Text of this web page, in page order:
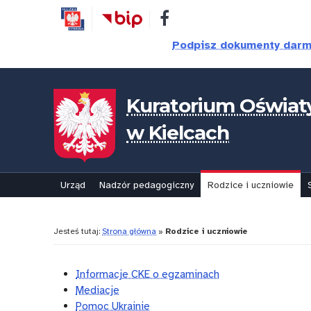
Podpisz dokumenty
Kuratorium
w Kielcach
Urząd Nadzór pedagogiczny Rodzice i uczniowie
Jesteś tutaj: Strona główna » Rodzice i uczniowie
Kategoria:
Informacje CKE o egzaminach
Mediacje
Pomoc Ukrainie